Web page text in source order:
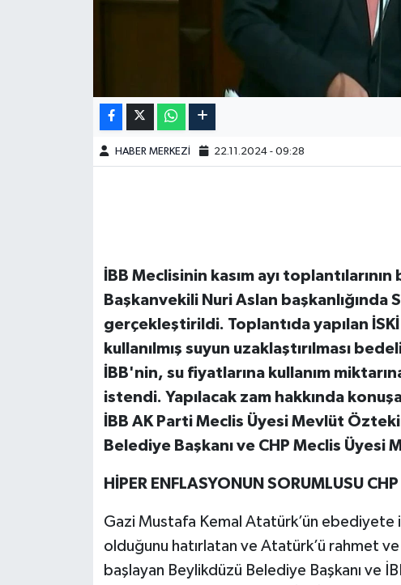
HABER MERKEZİ 22.11.2024 - 09:28
İBB Meclisinin kasım ayı
Başkanvekili Nuri Aslan
gerçekleştirildi. Toplantıda yapılan
kullanılmış suyun uzaklaştırılması
İBB'nin, su fiyatlarına kullanım
istendi. Yapılacak zam hakkında
İBB AK Parti Meclis Üyesi Mevlüt
Belediye Başkanı ve CHP Meclis Üyesi
HİPER ENFLASYONUN SORUMLUSU
Gazi Mustafa Kemal Atatürk’ün ebediyete
olduğunu hatırlatan ve Atatürk’ü rahmet
başlayan Beylikdüzü Belediye Başkanı ve